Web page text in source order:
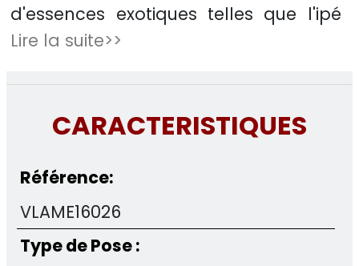
d'essences exotiques telles que l'ipé
Lire la suite>>
CARACTERISTIQUES
Référence:
VLAME16026
Type de Pose :